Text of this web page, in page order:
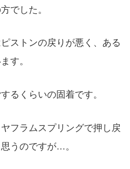
でした。
ストンの戻りが悪く、ある
す。
るくらいの固着です。
フラムスプリングで押し戻
うのですが…。